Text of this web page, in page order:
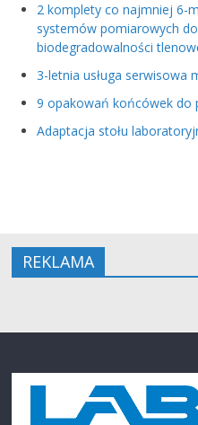
2 komplety co najmniej 6-
systemów pomiarowych
biodegradowalności
3-letnia usługa serwisowa
9 opakowań końcówek do
Adaptacja stołu
REKLAMA